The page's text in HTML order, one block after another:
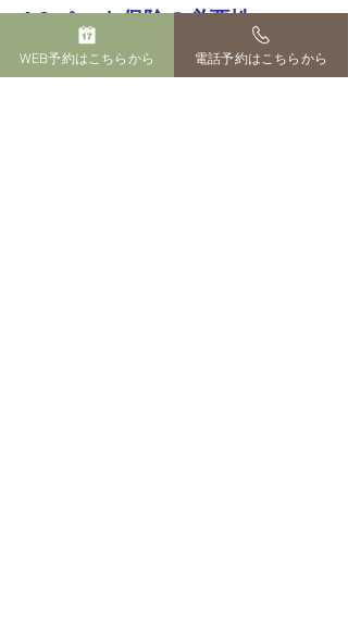
4.2 ペット保険の必要性
ペットを飼育する際に、ペット保険の
加入が近年ますます重要視されていま
WEB予約はこちらから 電話予約はこちらから